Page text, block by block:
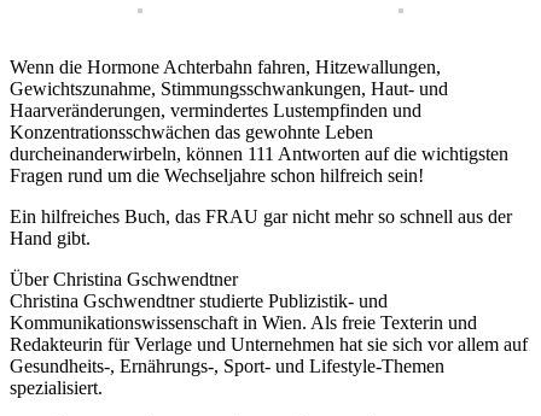
Wenn die Hormone Achterbahn fahren, Hitzewallungen,
Gewichtszunahme, Stimmungsschwankungen, Haut- und
Haarveränderungen, vermindertes Lustempfinden und
Konzentrationsschwächen das gewohnte Leben
durcheinanderwirbeln, können 111 Antworten auf die wichtigsten
Fragen rund um die Wechseljahre schon hilfreich sein!
Ein hilfreiches Buch, das FRAU gar nicht mehr so schnell aus der
Hand gibt.
Über Christina Gschwendtner
Christina Gschwendtner studierte Publizistik- und
Kommunikationswissenschaft in Wien. Als freie Texterin und
Redakteurin für Verlage und Unternehmen hat sie sich vor allem auf
Gesundheits-, Ernährungs-, Sport- und Lifestyle-Themen
spezialisiert.